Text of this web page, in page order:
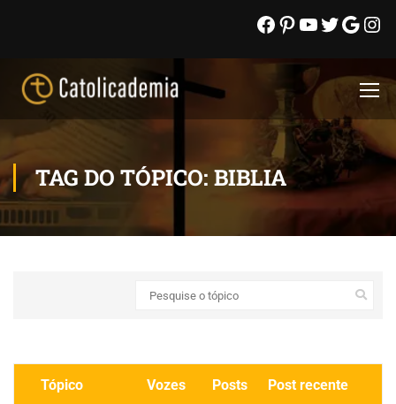
TAG DO TÓPICO: BIBLIA
Tópico Vozes Posts Post recente